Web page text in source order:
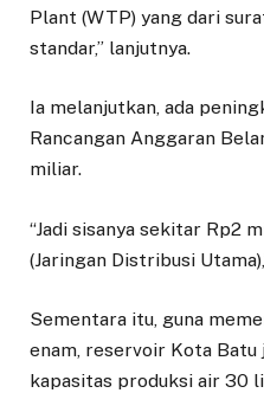
Plant (WTP) yang dari
standar,” lanjutnya.
Ia melanjutkan, ada
Rancangan Anggaran
miliar.
“Jadi sisanya sekitar Rp2
(Jaringan Distribusi
Sementara itu, guna
enam, reservoir Kota Batu
kapasitas produksi air 30